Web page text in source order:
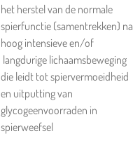
het herstel van de normale
spierfunctie (samentrekken) na
hoog intensieve en/of
langdurige lichaamsbeweging
die leidt tot spiervermoeidheid
en uitputting van
glycogeenvoorraden in
spierweefsel